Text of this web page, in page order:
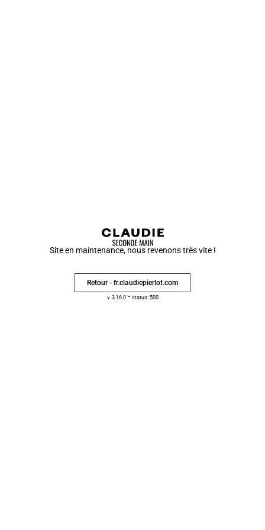
Site en maintenance, nous revenons très vite !
Retour - fr.claudiepierlot.com
v. 3.16.0- status: 500